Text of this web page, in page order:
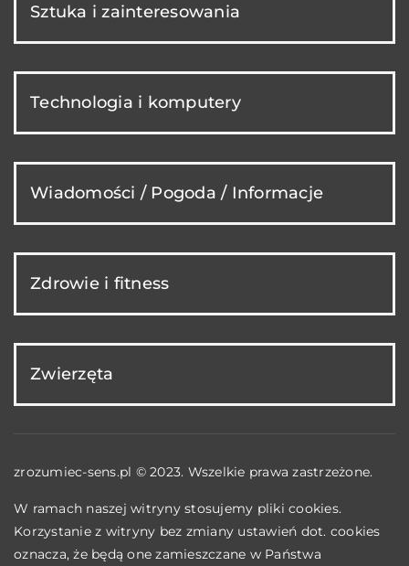
Sztuka i zainteresowania
Technologia i komputery
Wiadomości / Pogoda / Informacje
Zdrowie i fitness
Zwierzęta
zrozumiec-sens.pl © 2023. Wszelkie prawa zastrzeżone.
W ramach naszej witryny stosujemy pliki cookies.
Korzystanie z witryny bez zmiany ustawień dot. cookies
oznacza, że będą one zamieszczane w Państwa